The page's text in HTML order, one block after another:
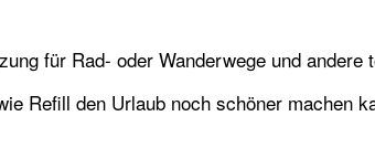
für Rad- oder Wanderwege und andere
Refill den Urlaub noch schöner machen